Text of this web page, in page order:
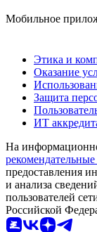
Мобильное
Этика и
Оказание
Защита
ИТ
На
предоставления
и анализа
пользователей
Российской